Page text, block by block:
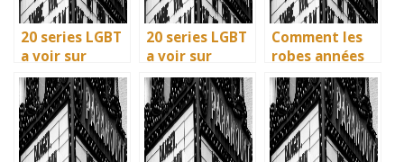
20 series LGBT
a voir sur
Netflix : quand
science-fiction
et diversite
font des
etincelles
20 series LGBT
a voir sur
Netflix : quand
science-fiction
et diversite
font des
etincelles
Comment les
robes années
40 vintage ont
révolutionné la
mode en temps
de guerre